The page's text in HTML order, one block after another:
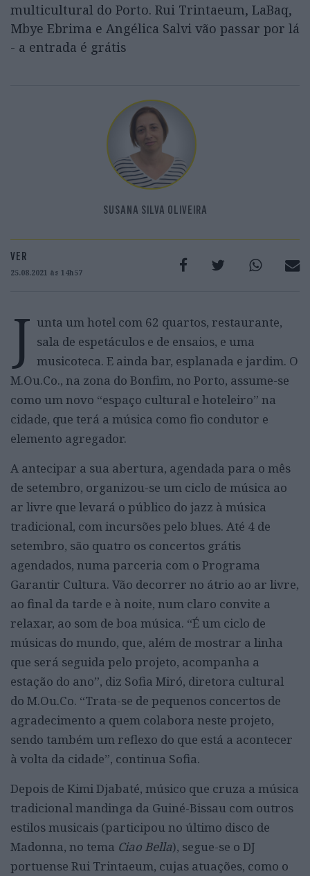
multicultural do Porto. Rui Trintaeum, LaBaq,
Mbye Ebrima e Angélica Salvi vão passar por lá
- a entrada é grátis
SUSANA SILVA OLIVEIRA
VER
25.08.2021 às 14h57
J unta um hotel com 62 quartos, restaurante,
sala de espetáculos e de ensaios, e uma
musicoteca. E ainda bar, esplanada e jardim. O
M.Ou.Co., na zona do Bonfim, no Porto, assume-se
como um novo “espaço cultural e hoteleiro” na
cidade, que terá a música como fio condutor e
elemento agregador.
A antecipar a sua abertura, agendada para o mês
de setembro, organizou-se um ciclo de música ao
ar livre que levará o público do jazz à música
tradicional, com incursões pelo blues. Até 4 de
setembro, são quatro os concertos grátis
agendados, numa parceria com o Programa
Garantir Cultura. Vão decorrer no átrio ao ar livre,
ao final da tarde e à noite, num claro convite a
relaxar, ao som de boa música. “É um ciclo de
músicas do mundo, que, além de mostrar a linha
que será seguida pelo projeto, acompanha a
estação do ano”, diz Sofia Miró, diretora cultural
do M.Ou.Co. “Trata-se de pequenos concertos de
agradecimento a quem colabora neste projeto,
sendo também um reflexo do que está a acontecer
à volta da cidade”, continua Sofia.
Depois de Kimi Djabaté, músico que cruza a música
tradicional mandinga da Guiné-Bissau com outros
estilos musicais (participou no último disco de
Madonna, no tema Ciao Bella), segue-se o DJ
portuense Rui Trintaeum, cujas atuações, como o